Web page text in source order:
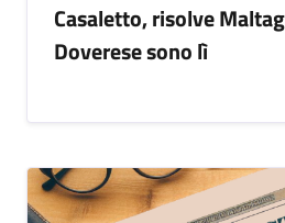
Casaletto, risolve
Doverese sono lì